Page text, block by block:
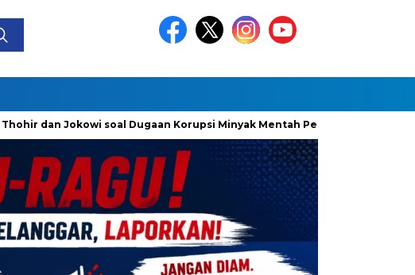
dan Jokowi soal Dugaan Korupsi Minyak Mentah Pertamina